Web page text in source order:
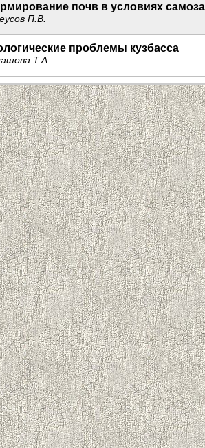
почв в условиях
П.В.
проблемы кузбасса
Т.А.